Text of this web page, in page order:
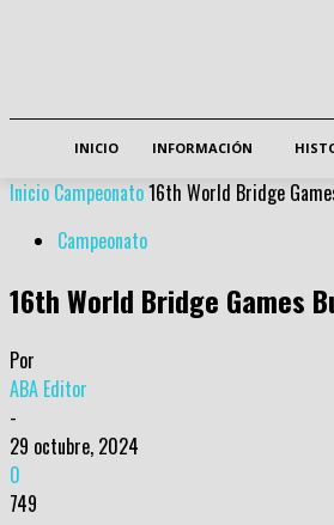
INICIO INFORMACIÓN
Inicio Campeonato16th World Bridge
Campeonato
16th World Bridge Games
Por
ABA Editor
-
29 octubre, 2024
0
749